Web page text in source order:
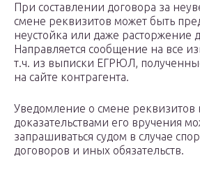
При составлении договора за
смене реквизитов может быть
неустойка или даже расторжение
Направляется сообщение на все
т.ч. из выписки ЕГРЮЛ,
на сайте контрагента.
Уведомление о смене реквизитов
доказательствами его вручения
запрашиваться судом в случае
договоров и иных обязательств.